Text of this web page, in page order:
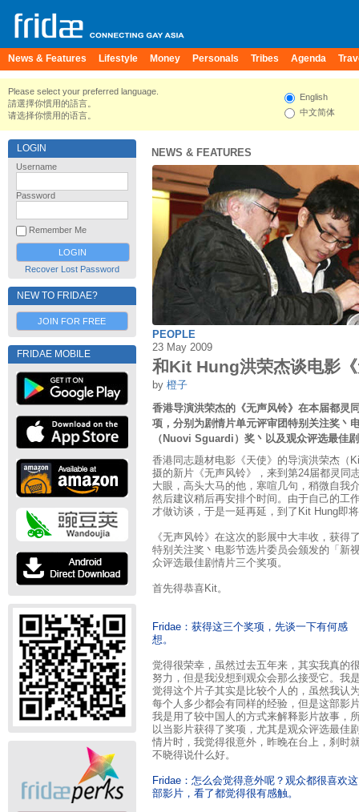
News & Features Lifestyle Money Personals Tribes Agenda
Please select your preferred language.
請選擇你慣用的語言。
请选择你惯用的语言。
English
中文简体
LOGIN
Username
Password
Remember Me
Recover Lost Password
NEW TO FRIDAE?
JOIN FOR FREE
FRIDAE MOBILE
NEWS & FEATURES
PEOPLE
23 May 2009
和Kit Hung洪荣杰谈电影
by 橙子
香港导演洪荣杰的《无声风铃》在本届都灵
项，分别为剧情片单元评审团特别关注奖丶
（Nuovi Sguardi）奖丶以及观众评选最佳
香港同志题材电影《天使》的导演洪荣杰（
摄的新片《无声风铃》，来到第24届都灵同
大眼，高头大马的他，寒喧几句，稍微自我
然后建议稍后再安排个时间。由于自己的工
才做访谈，于是一延再延，到了Kit Hung即
《无声风铃》在这次的影展中大丰收，获得
特别关注奖丶电影节选片委员会颁发的「新
众评选最佳剧情片三个奖项。
首先得恭喜Kit。
Fridae：获得这三个奖项，先谈一下有何感
想。
觉得很荣幸，虽然过去五年来，其实我真的
努力，但是我没想到观众会那么接受它。我
觉得这个片子其实是比较个人的，虽然我认
每个人多少都会有同样的经验，但是这部影
我是用了较中国人的方式来解释影片故事，
以当影片获得了奖项，尤其是观众评选最佳
情片时，我觉得很意外，昨晚在台上，刹时
不晓得说什么好。
Fridae：怎么会觉得意外呢？观众都很喜欢这
部影片，看了都觉得很有感触。